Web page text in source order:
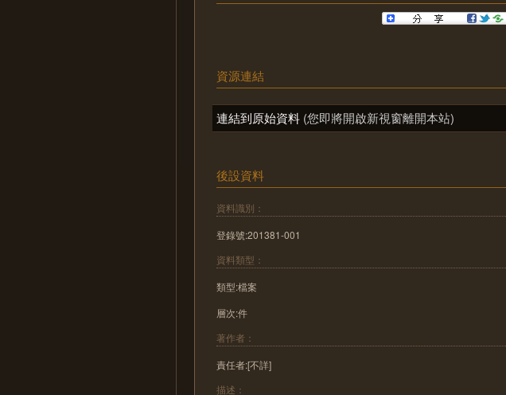
資源連結
連結到原始資料 (您即將開啟新視窗離開本站)
後設資料
資料識別：
登錄號:201381-001
資料類型：
類型:檔案
層次:件
著作者：
責任者:[不詳]
描述：